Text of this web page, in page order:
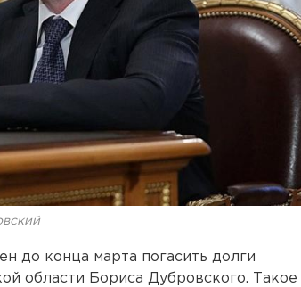
до конца марта погасить долги
области Бориса Дубровского. Такое